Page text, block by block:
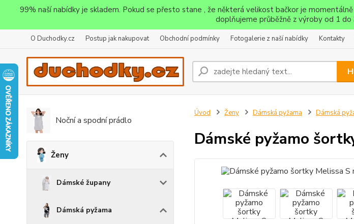
99% naší nabídky je skladem. Pokud se přesto stane , že některá velikost bačkor je
doplňujeme průběžně z výroby od 1
O Duchodky.cz Postup jak nakupovat Obchodní podmínky Fotogalerie z naší nabídky Kontakty
Noční a spodní prádlo
Ženy
Dámské župany
Dámská pyžama
Úvod Ženy Dámská pyžama Dámská
Dámské pyžamo